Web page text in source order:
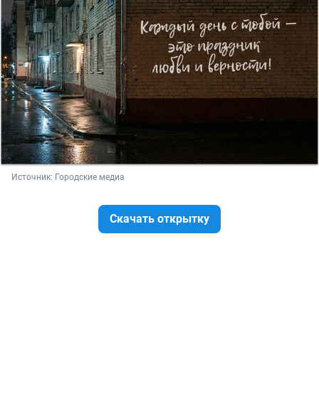
Источник: Городские медиа
Скачать открытку